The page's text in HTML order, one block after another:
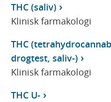
THC (saliv)
Klinisk farmakologi
THC
drogtest, saliv-)
Klinisk farmakologi
THC U-